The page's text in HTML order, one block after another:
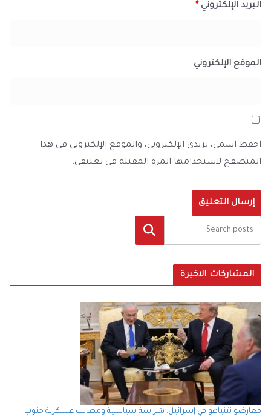
البريد الإلكتروني *
الموقع الإلكتروني
احفظ اسمي، بريدي الإلكتروني، والموقع الإلكتروني في هذا
المتصفح لاستخدامها المرة المقبلة في تعليقي.
البحث
المشاركات الاخيرة
معارضو نتنياهو في إسرائيل: شراسة سياسية ومطالب عسكرية جنوب